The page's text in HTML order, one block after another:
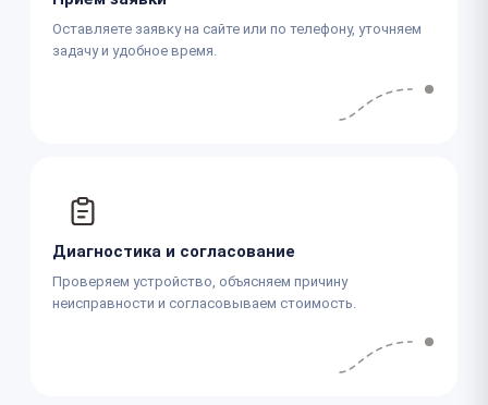
Оставляете заявку на сайте или по телефону, уточняем
задачу и удобное время.
Диагностика и согласование
Проверяем устройство, объясняем причину
неисправности и согласовываем стоимость.